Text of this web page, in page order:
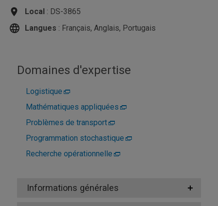
Local : DS-3865
Langues : Français, Anglais, Portugais
Domaines d'expertise
Logistique
Mathématiques appliquées
Problèmes de transport
Programmation stochastique
Recherche opérationnelle
Informations générales